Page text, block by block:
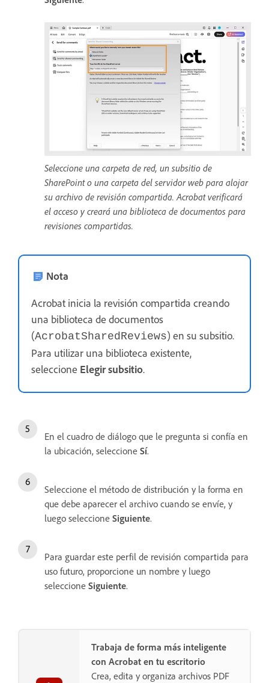
Seleccione una carpeta de red, un subsitio de
SharePoint o una carpeta del servidor web para alojar
su archivo de revisión compartida. Acrobat verificará
el acceso y creará una biblioteca de documentos para
revisiones compartidas.
Nota
Acrobat inicia la revisión compartida creando
una biblioteca de documentos
(AcrobatSharedReviews) en su subsitio.
Para utilizar una biblioteca existente,
seleccione Elegir subsitio.
En el cuadro de diálogo que le pregunta si confía en
la ubicación, seleccione Sí.
Seleccione el método de distribución y la forma en
que debe aparecer el archivo cuando se envíe, y
luego seleccione Siguiente.
Para guardar este perfil de revisión compartida para
uso futuro, proporcione un nombre y luego
seleccione Siguiente.
Trabaja de forma más inteligente
con Acrobat en tu escritorio
Crea, edita y organiza archivos PDF